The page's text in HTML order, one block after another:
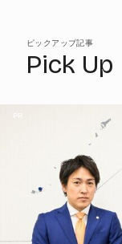
ピックアップ記事
Pick Up
PR